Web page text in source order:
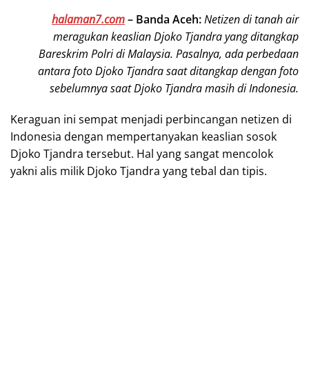
halaman7.com– Banda Aceh:Netizen di tanah air
meragukan keaslian Djoko Tjandra yang ditangkap
Bareskrim Polri di Malaysia. Pasalnya, ada perbedaan
antara foto Djoko Tjandra saat ditangkap dengan foto
sebelumnya saat Djoko Tjandra masih di Indonesia.
Keraguan ini sempat menjadi perbincangan netizen di
Indonesia dengan mempertanyakan keaslian sosok
Djoko Tjandra tersebut. Hal yang sangat mencolok
yakni alis milik Djoko Tjandra yang tebal dan tipis.